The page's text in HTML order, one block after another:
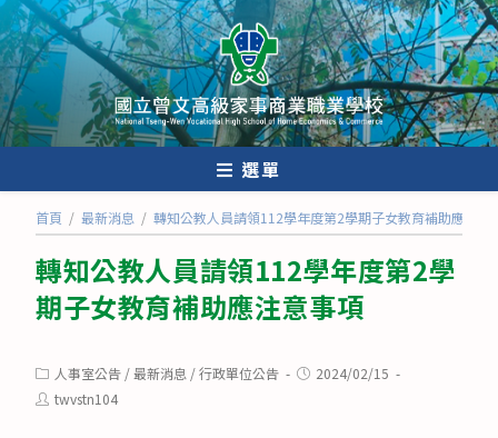
跳
轉
至
主
要
內
選單
首頁 / 最新消息 / 轉知公教人員請領112學年度第2學期子女教育補助應注意
轉知公教人員請領112學年度第2學
期子女教育補助應注意事項
Post
category:
人事室公告 /最新消息 /行政單位公告
Post2024/02/15
Posttwvstn104